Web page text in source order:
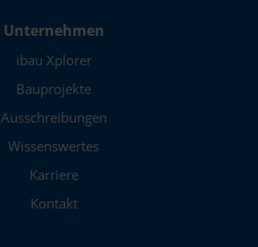
Unternehmen
ibau Xplorer
Bauprojekte
Ausschreibungen
Wissenswertes
Karriere
Kontakt